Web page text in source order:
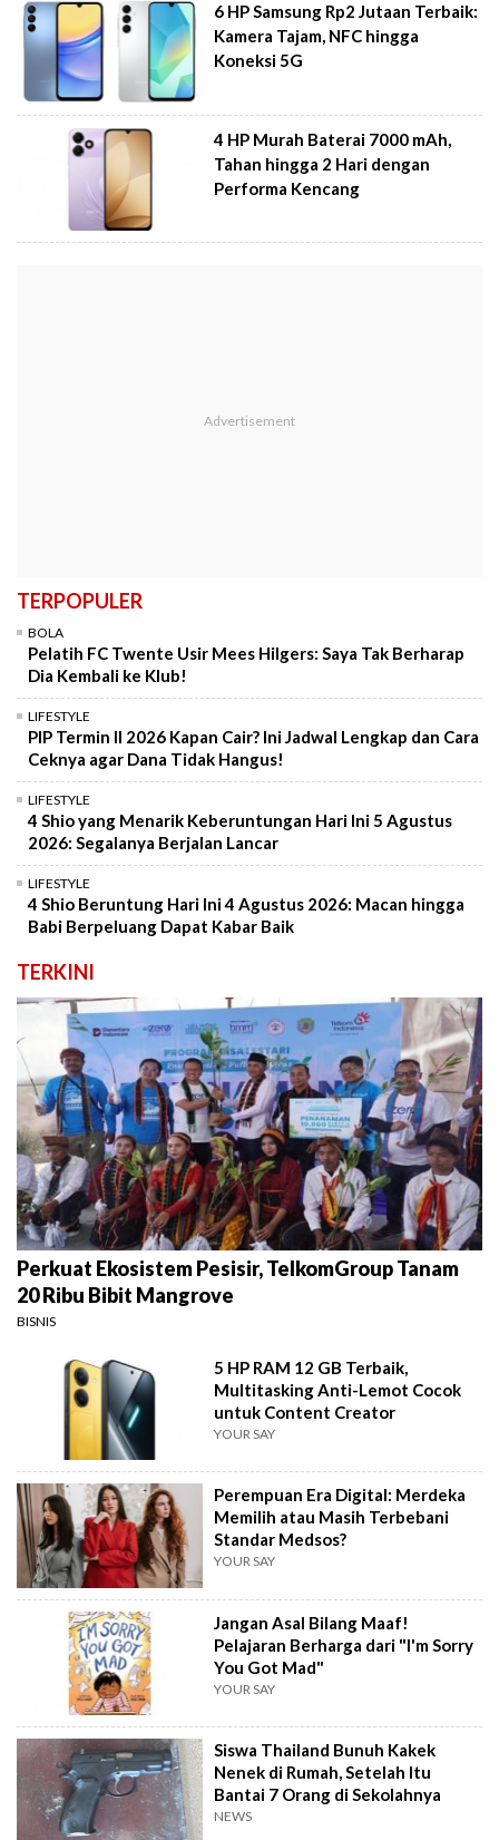
6 HP Samsung Rp2 Jutaan Terbaik:
Kamera Tajam, NFC hingga
Koneksi 5G
4 HP Murah Baterai 7000 mAh,
Tahan hingga 2 Hari dengan
Performa Kencang
TERPOPULER
BOLA
Pelatih FC Twente Usir Mees Hilgers: Saya Tak Berharap
Dia Kembali ke Klub!
LIFESTYLE
PIP Termin II 2026 Kapan Cair? Ini Jadwal Lengkap dan Cara
Ceknya agar Dana Tidak Hangus!
LIFESTYLE
4 Shio yang Menarik Keberuntungan Hari Ini 5 Agustus
2026: Segalanya Berjalan Lancar
LIFESTYLE
4 Shio Beruntung Hari Ini 4 Agustus 2026: Macan hingga
Babi Berpeluang Dapat Kabar Baik
TERKINI
Perkuat Ekosistem Pesisir, TelkomGroup Tanam
20 Ribu Bibit Mangrove
BISNIS
5 HP RAM 12 GB Terbaik,
Multitasking Anti-Lemot Cocok
untuk Content Creator
YOUR SAY
Perempuan Era Digital: Merdeka
Memilih atau Masih Terbebani
Standar Medsos?
YOUR SAY
Jangan Asal Bilang Maaf!
Pelajaran Berharga dari "I'm Sorry
You Got Mad"
YOUR SAY
Siswa Thailand Bunuh Kakek
Nenek di Rumah, Setelah Itu
Bantai 7 Orang di Sekolahnya
NEWS